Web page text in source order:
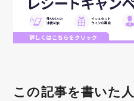
この記事を書いた人